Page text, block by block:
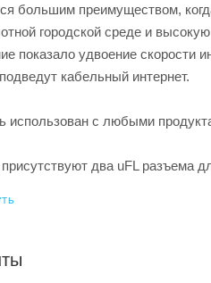
большим преимуществом,
городской среде и
показало удвоение скорости
кабельный интернет.
использован с любыми
два uFL разъема